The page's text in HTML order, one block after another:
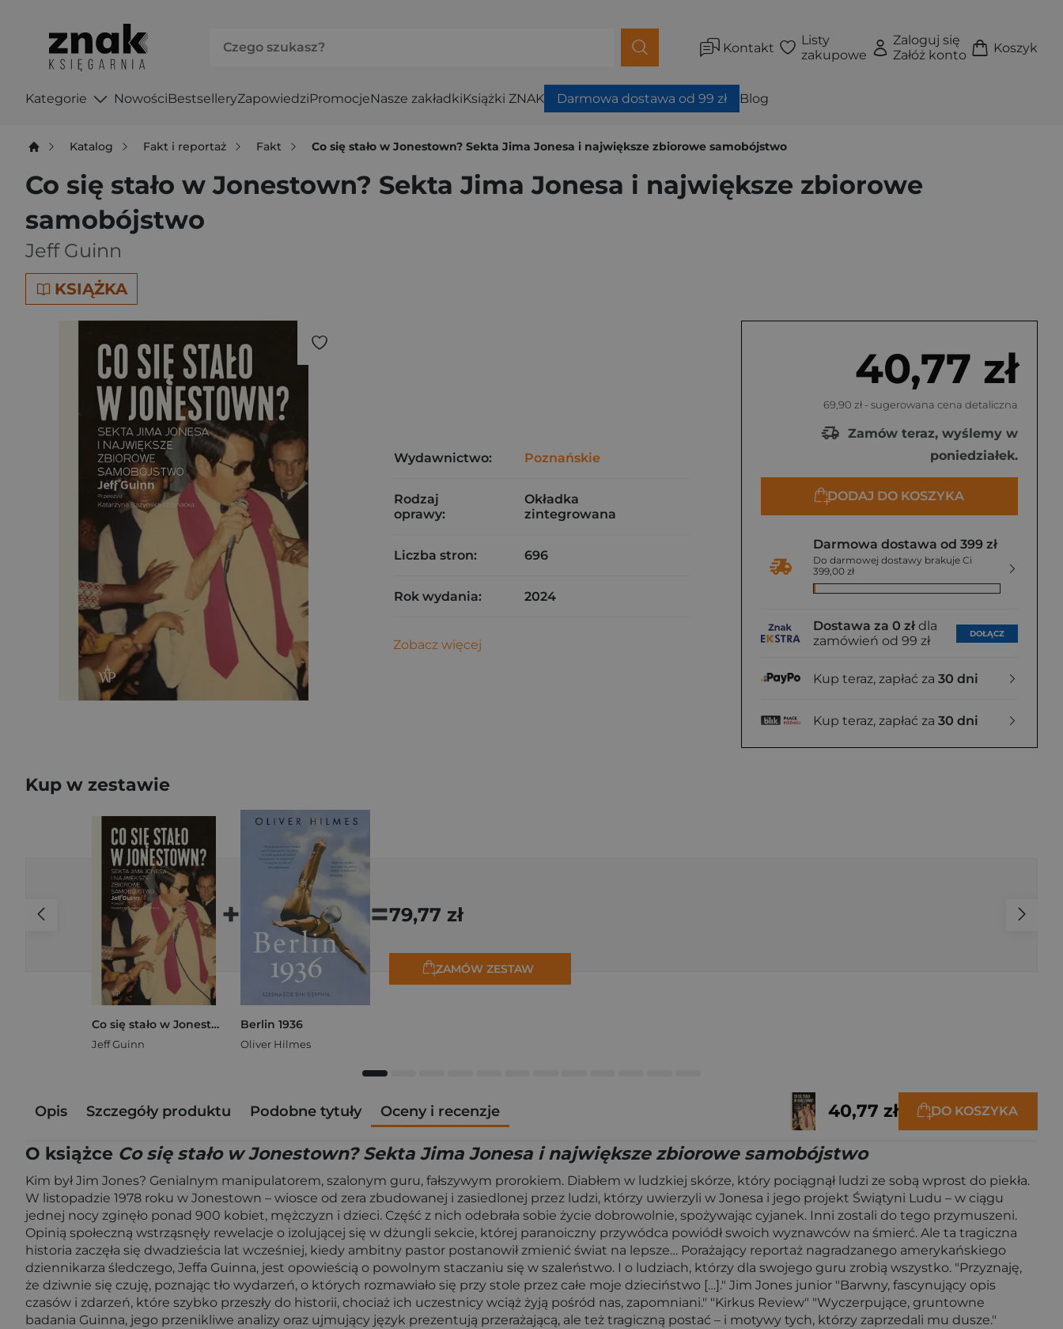
Kontakt
Listy
zakupowe
Zaloguj się
Załóż konto
Koszyk
Kategorie NowościBestselleryZapowiedziPromocjeNasze zakładkiKsiążki ZNAK Darmowa dostawa od 99 zł Blog
Katalog Fakt i reportaż Fakt Co się stało w Jonestown? Sekta Jima Jonesa i największe zbiorowe samobójstwo
Co się stało w Jonestown? Sekta Jima Jonesa i największe zbiorowe
samobójstwo
Jeff Guinn
KSIĄŻKA
40,77 zł
69,90 zł - sugerowana cena detaliczna
Zamów teraz, wyślemy w
poniedziałek.
DODAJ DO KOSZYKA
Darmowa dostawa od 399 zł
Do darmowej dostawy brakuje Ci
399,00 zł
Dostawa za 0 zł dla
zamówień od 99 zł
DOŁĄCZ
Kup teraz, zapłać za 30 dni
Kup teraz, zapłać za 30 dni
Wydawnictwo: Poznańskie
Rodzaj
oprawy:
Okładka
zintegrowana
Liczba stron: 696
Rok wydania: 2024
Zobacz więcej
Kup w zestawie
Co się stało w Jonestown? Sekta Jima Jonesa i największe zbiorowe samobójstwo
Jeff Guinn
+
Berlin 1936
Oliver Hilmes
=79,77 zł
ZAMÓW ZESTAW
Opis Szczegóły produktu Podobne tytuły Oceny i recenzje 40,77 zł DO KOSZYKA
O książce Co się stało w Jonestown? Sekta Jima Jonesa i największe zbiorowe samobójstwo
Kim był Jim Jones? Genialnym manipulatorem, szalonym guru, fałszywym prorokiem. Diabłem w ludzkiej skórze, który pociągnął ludzi ze sobą wprost do piekła.
W listopadzie 1978 roku w Jonestown – wiosce od zera zbudowanej i zasiedlonej przez ludzi, którzy uwierzyli w Jonesa i jego projekt Świątyni Ludu – w ciągu
jednej nocy zginęło ponad 900 kobiet, mężczyzn i dzieci. Część z nich odebrała sobie życie dobrowolnie, spożywając cyjanek. Inni zostali do tego przymuszeni.
Opinią społeczną wstrząsnęły rewelacje o izolującej się w dżungli sekcie, której paranoiczny przywódca powiódł swoich wyznawców na śmierć. Ale ta tragiczna
historia zaczęła się dwadzieścia lat wcześniej, kiedy ambitny pastor postanowił zmienić świat na lepsze… Porażający reportaż nagradzanego amerykańskiego
dziennikarza śledczego, Jeffa Guinna, jest opowieścią o powolnym staczaniu się w szaleństwo. I o ludziach, którzy dla swojego guru zrobią wszystko. "Przyznaję,
że dziwnie się czuję, poznając tło wydarzeń, o których rozmawiało się przy stole przez całe moje dzieciństwo […]." Jim Jones junior "Barwny, fascynujący opis
czasów i zdarzeń, które szybko przeszły do historii, chociaż ich uczestnicy wciąż żyją pośród nas, zapomniani." "Kirkus Review" "Wyczerpujące, gruntowne
badania Guinna, jego przenikliwe analizy oraz ujmujący język prezentują przerażającą, ale też tragiczną postać – i motywy tych, którzy zaprzedali mu dusze."